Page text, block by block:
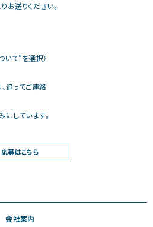
お送りください。
いて”を選択）
追ってご連絡
にしています。
応募はこちら
会社案内